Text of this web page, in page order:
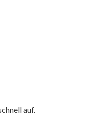
auf.